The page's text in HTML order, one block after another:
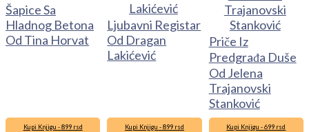
Šapice Sa
Hladnog Betona
Od Tina Horvat
Ljubavni Registar
Od Dragan
Lakićević
Priče Iz
Predgrađa Duše
Od Jelena
Trajanovski
Stanković
Kupi Knjigu - 899 rsd Kupi Knjigu - 899 rsd Kupi Knjigu - 699 rsd